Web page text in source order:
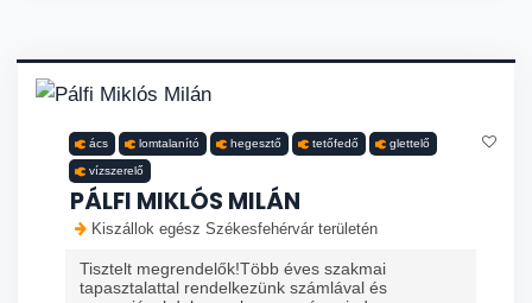
ács lomtalanító hegesztő tetőfedő glettelő
vízszerelő
PÁLFI MIKLÓS MILÁN
Kiszállok egész Székesfehérvár területén
Tisztelt megrendelők!Több éves szakmai
tapasztalattal rendelkezünk számlával és